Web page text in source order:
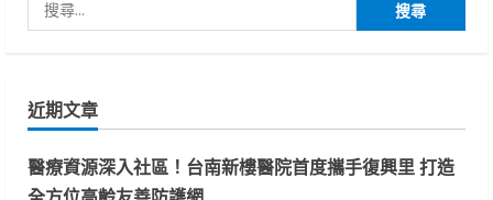
尋
字:
近期文章
醫療資源深入社區！台南新樓醫院首度攜手復興里 打造